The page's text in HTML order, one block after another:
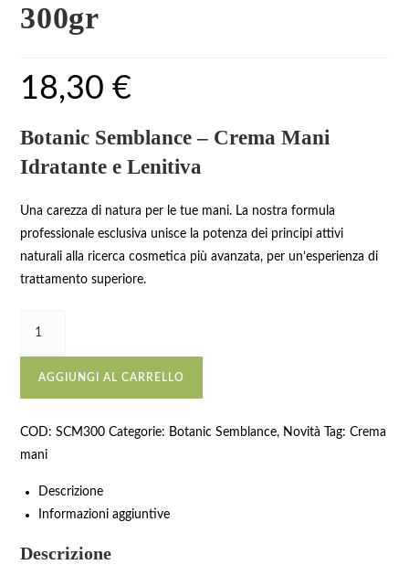
300gr
18,30€
Botanic Semblance – Crema Mani
Idratante e Lenitiva
Una carezza di natura per le tue mani. La nostra formula
professionale esclusiva unisce la potenza dei principi attivi
naturali alla ricerca cosmetica più avanzata, per un’esperienza di
trattamento superiore.
AGGIUNGI AL CARRELLO
COD:SCM300 Categorie: Botanic Semblance, Novità Tag:Crema
mani
Descrizione
Informazioni aggiuntive
Descrizione